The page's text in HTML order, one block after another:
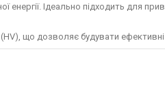
Ідеально підходить для
що дозволяє будувати